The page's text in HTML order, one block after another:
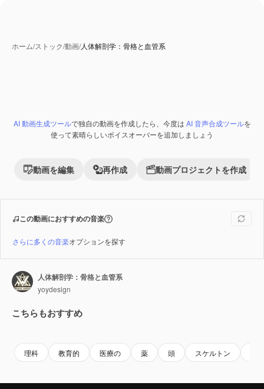
ホーム/ストック/動画/人体解剖学：骨格と血管系
Premium
AI 動画生成ツールで独自の動画を作成したら、今度は AI 音声合成ツールを
使って素晴らしいボイスオーバーを追加しましょう
動画を編集 再作成 動画プロジェクトを作成
この動画におすすめの音楽
さらに多くの音楽オプションを探す
人体解剖学：骨格と血管系
yoydesign
こちらもおすすめ
理科 教育的 医療の 薬 頭 スケルトン